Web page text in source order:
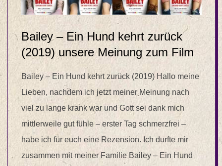
Bailey – Ein Hund kehrt zurück
(2019) unsere Meinung zum Film
Bailey – Ein Hund kehrt zurück (2019) Hallo meine
Lieben, nachdem ich jetzt meiner Meinung nach
viel zu lange krank war und Gott sei dank mich
mittlerweile gut fühle – erster Tag schmerzfrei –
habe ich für euch eine Rezension. Ich durfte mir
zusammen mit meiner Familie Bailey – Ein Hund